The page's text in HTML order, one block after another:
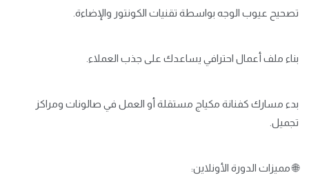
تصحيح عيوب الوجه بواسطة تقنيات الكونتور والإضاءة.
بناء ملف أعمال احترافي يساعدك على جذب العملاء.
بدء مسارك كفنانة مكياج مستقلة أو العمل في صالونات ومراكز
تجميل.
🌐 مميزات الدورة الأونلاين: